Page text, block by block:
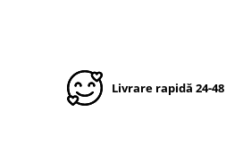
Livrare rapidă 24-